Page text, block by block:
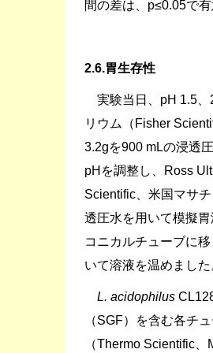
間の差は、p≤0.05で
2.6.胃生存性
実験当日、pH 1.5、
リウム（Fisher
3.2gを900 mLの浸透
pHを調整し、Ross
Scientific、米国マサ
透圧水を用いて模擬
コニカルチューブに
いて溶液を温めました
L. acidophilus
（SGF）を含む各チ
（Thermo Scientific